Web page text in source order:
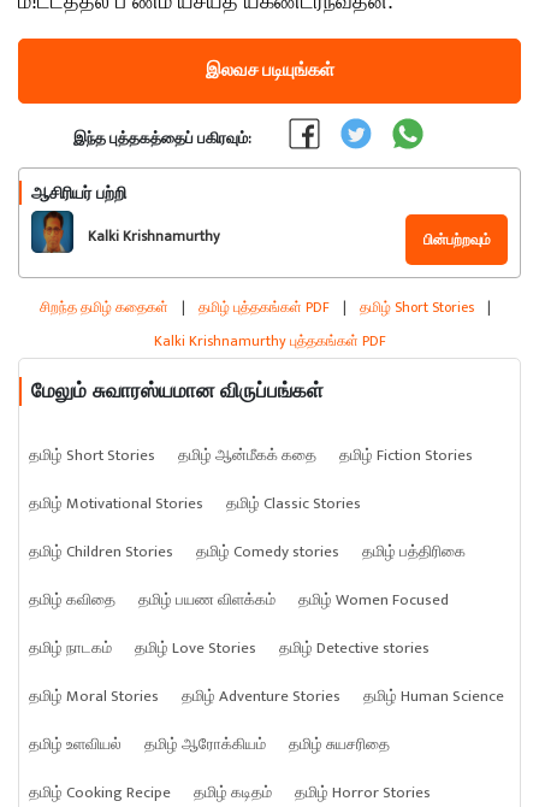
இலவச படியுங்கள்
இந்த புத்தகத்தைப் பகிரவும்:
ஆசிரியர் பற்றி
Kalki Krishnamurthy பின்பற்றவும்
சிறந்த தமிழ் கதைகள் | தமிழ் புத்தகங்கள் PDF | தமிழ் Short Stories |
Kalki Krishnamurthy புத்தகங்கள் PDF
மேலும் சுவாரஸ்யமான விருப்பங்கள்
தமிழ் Short Stories தமிழ் ஆன்மீகக் கதை
தமிழ் Fiction Stories
தமிழ் Motivational Stories
தமிழ் Classic Stories
தமிழ் Children Stories
தமிழ் Comedy stories
தமிழ் பத்திரிகை
தமிழ் கவிதை
தமிழ் பயண விளக்கம்
தமிழ் Women Focused
தமிழ் நாடகம்
தமிழ் Love Stories
தமிழ் Detective stories
தமிழ் Moral Stories
தமிழ் Adventure Stories
தமிழ் Human Science
தமிழ் உளவியல்
தமிழ் ஆரோக்கியம்
தமிழ் சுயசரிதை
தமிழ் Cooking Recipe
தமிழ் கடிதம் தமிழ் Horror Stories